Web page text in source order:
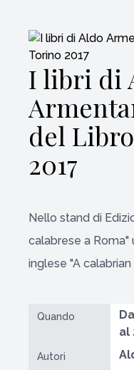
I libri di
del
2017
Nello stand di
calabrese a Roma"
inglese "A calabrian
Quando
al
Autori